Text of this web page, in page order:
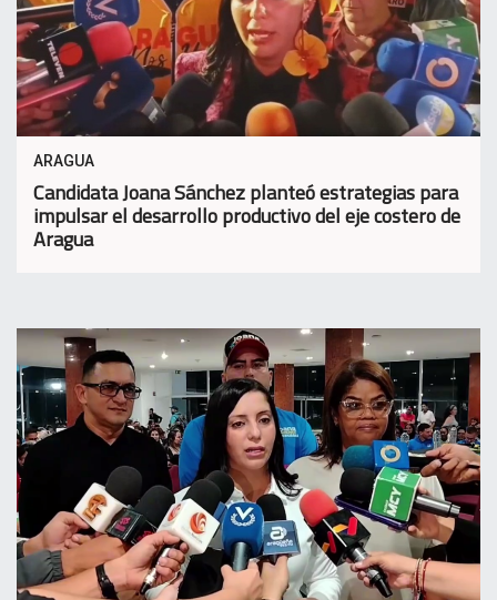
ARAGUA
Candidata Joana Sánchez planteó estrategias para
impulsar el desarrollo productivo del eje costero de
Aragua